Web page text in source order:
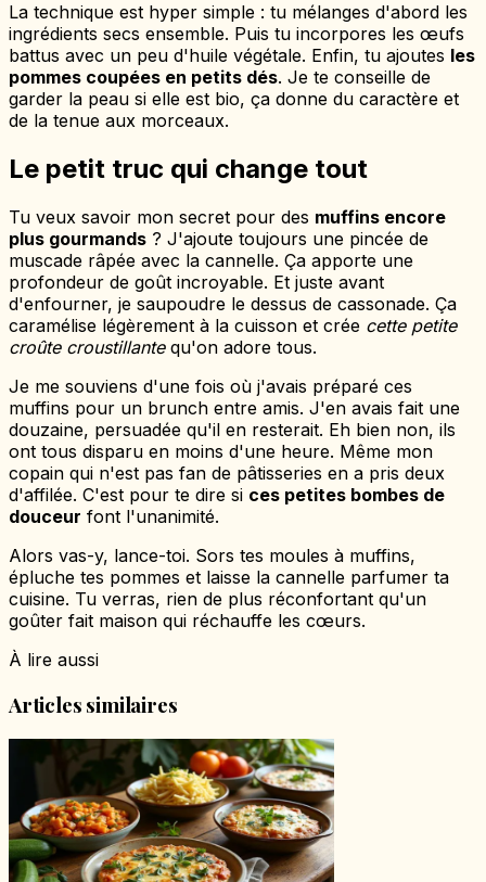
La technique est hyper simple : tu mélanges d'abord les
ingrédients secs ensemble. Puis tu incorpores les œufs
battus avec un peu d'huile végétale. Enfin, tu ajoutes les
pommes coupées en petits dés. Je te conseille de
garder la peau si elle est bio, ça donne du caractère et
de la tenue aux morceaux.
Le petit truc qui change tout
Tu veux savoir mon secret pour des muffins encore
plus gourmands ? J'ajoute toujours une pincée de
muscade râpée avec la cannelle. Ça apporte une
profondeur de goût incroyable. Et juste avant
d'enfourner, je saupoudre le dessus de cassonade. Ça
caramélise légèrement à la cuisson et crée cette petite
croûte croustillantequ'on adore tous.
Je me souviens d'une fois où j'avais préparé ces
muffins pour un brunch entre amis. J'en avais fait une
douzaine, persuadée qu'il en resterait. Eh bien non, ils
ont tous disparu en moins d'une heure. Même mon
copain qui n'est pas fan de pâtisseries en a pris deux
d'affilée. C'est pour te dire si ces petites bombes de
douceur font l'unanimité.
Alors vas-y, lance-toi. Sors tes moules à muffins,
épluche tes pommes et laisse la cannelle parfumer ta
cuisine. Tu verras, rien de plus réconfortant qu'un
goûter fait maison qui réchauffe les cœurs.
À lire aussi
Articles similaires